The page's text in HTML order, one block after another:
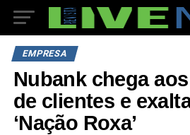
EMPRESA
Nubank chega
de clientes e
‘Nação Roxa’